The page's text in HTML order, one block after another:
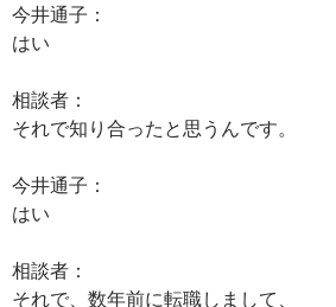
今井通子：
はい
相談者：
それで知り合ったと思うんです。
今井通子：
はい
相談者：
それで、数年前に転職しまして、